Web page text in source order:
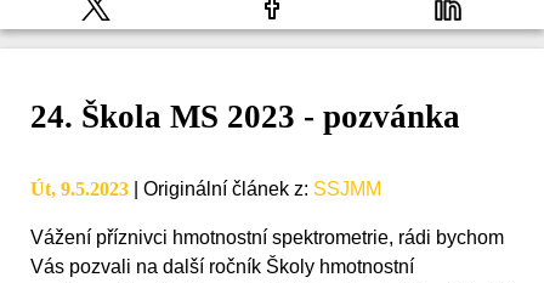
24. Škola MS 2023 - pozvánka
Út, 9.5.2023 Originální článek z: SSJMM
Vážení příznivci hmotnostní spektrometrie, rádi bychom
Vás pozvali na další ročník Školy hmotnostní